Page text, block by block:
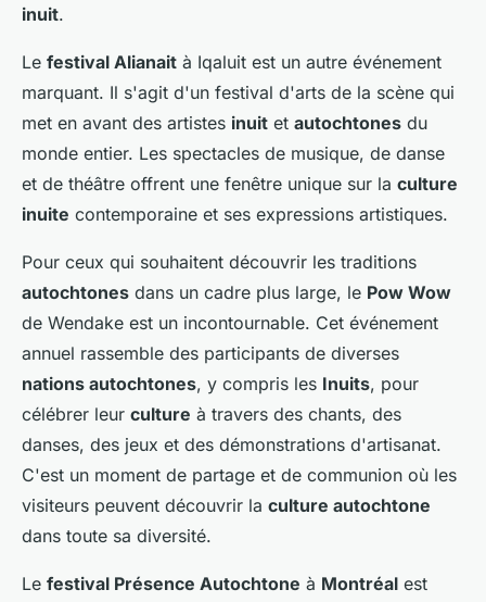
inuit.
Le festival Alianait à Iqaluit est un autre événement
marquant. Il s'agit d'un festival d'arts de la scène qui
met en avant des artistes inuit et autochtones du
monde entier. Les spectacles de musique, de danse
et de théâtre offrent une fenêtre unique sur la culture
inuite contemporaine et ses expressions artistiques.
Pour ceux qui souhaitent découvrir les traditions
autochtones dans un cadre plus large, le Pow Wow
de Wendake est un incontournable. Cet événement
annuel rassemble des participants de diverses
nations autochtones, y compris les Inuits, pour
célébrer leur culture à travers des chants, des
danses, des jeux et des démonstrations d'artisanat.
C'est un moment de partage et de communion où les
visiteurs peuvent découvrir la culture autochtone
dans toute sa diversité.
Le festival Présence Autochtone à Montréal est